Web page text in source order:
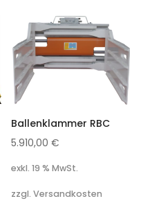
Ballenklammer RBC
5.910,00€
exkl. 19 % MwSt.
zzgl. Versandkosten